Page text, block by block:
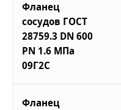
Фланец
сосудов ГОСТ
28759.3 DN 600
PN 1.6 МПа
09Г2С
Фланец